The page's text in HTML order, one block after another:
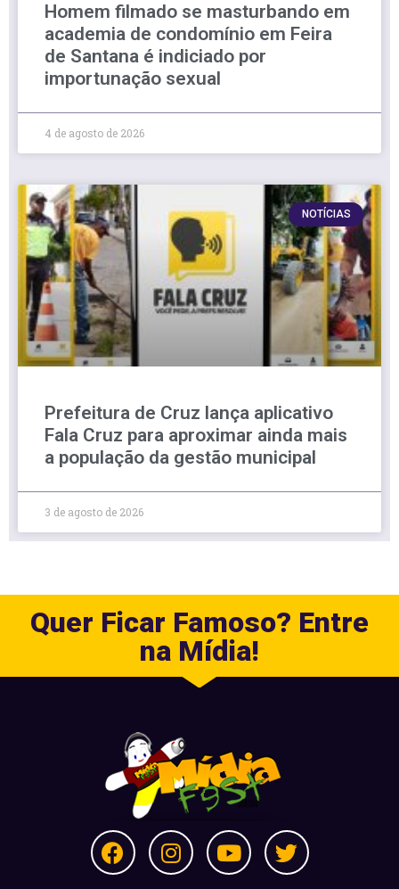
Homem filmado se masturbando em
academia de condomínio em Feira
de Santana é indiciado por
importunação sexual
4 de agosto de 2026
NOTÍCIAS
Prefeitura de Cruz lança aplicativo
Fala Cruz para aproximar ainda mais
a população da gestão municipal
3 de agosto de 2026
Quer Ficar Famoso? Entre
na Mídia!